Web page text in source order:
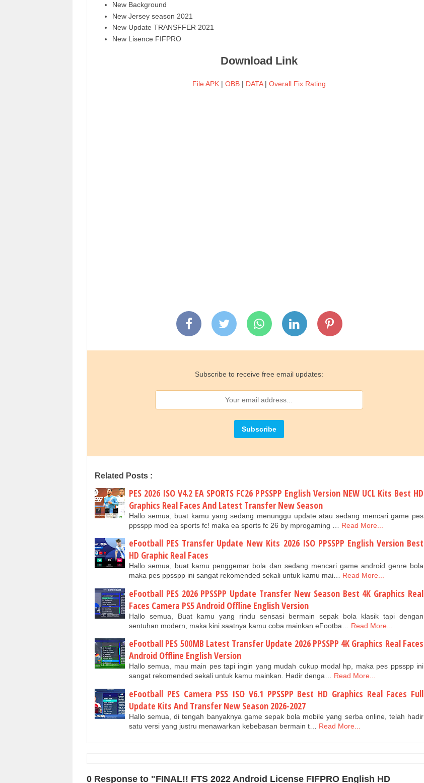
New Background
New Jersey season 2021
New Update TRANSFFER 2021
New Lisence FIFPRO
Download Link
File APK | OBB | DATA| Overall Fix Rating
Subscribe to receive free email updates:
Related Posts :
PES 2026 ISO V4.2 EA SPORTS FC26 PPSSPP English Version NEW UCL Kits Best HD
Graphics Real Faces And Latest Transfer New Season
Hallo semua, buat kamu yang sedang menunggu update atau sedang mencari game pes
ppsspp mod ea sports fc! maka ea sports fc 26 by mprogaming …
Read More...
eFootball PES Transfer Update New Kits 2026 ISO PPSSPP English Version Best
HD Graphic Real Faces
Hallo semua, buat kamu penggemar bola dan sedang mencari game android genre bola
maka pes ppsspp ini sangat rekomended sekali untuk kamu mai… Read More...
eFootball PES 2026 PPSSPP Update Transfer New Season Best 4K Graphics Real
Faces Camera PS5 Android Offline English Version
Hallo semua, Buat kamu yang rindu sensasi bermain sepak bola klasik tapi dengan
sentuhan modern, maka kini saatnya kamu coba mainkan eFootba…
Read More...
eFootball PES 500MB Latest Transfer Update 2026 PPSSPP 4K Graphics Real Faces
Android Offline English Version
Hallo semua, mau main pes tapi ingin yang mudah cukup modal hp, maka pes ppsspp ini
sangat rekomended sekali untuk kamu mainkan. Hadir denga… Read More...
eFootball PES Camera PS5 ISO V6.1 PPSSPP Best HD Graphics Real Faces Full
Update Kits And Transfer New Season 2026-2027
Hallo semua, di tengah banyaknya game sepak bola mobile yang serba online, telah hadir
satu versi yang justru menawarkan kebebasan bermain t…
Read More...
0 Response to "FINAL!! FTS 2022 Android License FIFPRO English HD